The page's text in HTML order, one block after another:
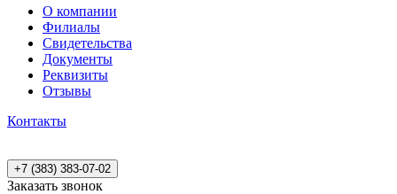
О компании
Филиалы
Свидетельства
Документы
Реквизиты
Отзывы
Контакты
+7 (383) 383-07-02
Заказать звонок